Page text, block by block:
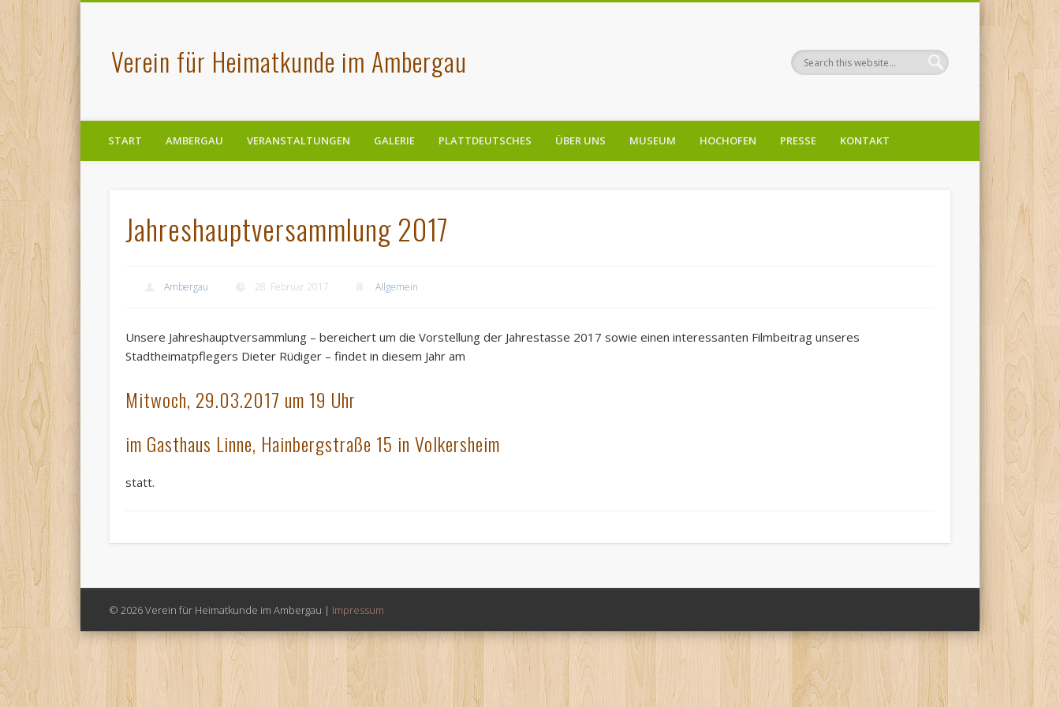
Verein für Heimatkunde im Ambergau
START AMBERGAU VERANSTALTUNGEN GALERIE PLATTDEUTSCHES ÜBER UNS MUSEUM HOCHOFEN PRESSE KONTAKT
Jahreshauptversammlung 2017
Ambergau 28. Februar 2017 Allgemein
Unsere Jahreshauptversammlung – bereichert um die Vorstellung der Jahrestasse 2017 sowie einen interessanten Filmbeitrag unseres
Stadtheimatpflegers Dieter Rüdiger – findet in diesem Jahr am
Mitwoch, 29.03.2017 um 19 Uhr
im Gasthaus Linne, Hainbergstraße 15 in Volkersheim
statt.
© 2026 Verein für Heimatkunde im Ambergau | Impressum